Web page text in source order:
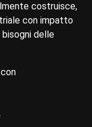
costruisce,
con impatto
delle